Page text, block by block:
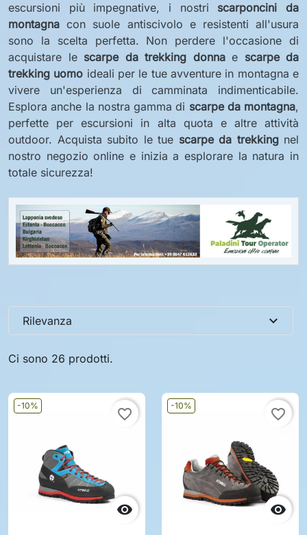
escursioni più impegnative, i nostri scarponcini da
montagna con suole antiscivolo e resistenti all'usura
sono la scelta perfetta. Non perdere l'occasione di
acquistare le scarpe da trekking donnae scarpe da
trekking uomo ideali per le tue avventure in montagna e
vivere un'esperienza di camminata indimenticabile.
Esplora anche la nostra gamma di scarpe da montagna,
perfette per escursioni in alta quota e altre attività
outdoor. Acquista subito le tue scarpe da trekkingnel
nostro negozio online e inizia a esplorare la natura in
totale sicurezza!
Ci sono 26 prodotti.
Rilevanza expand_more
-10%

favorite_border
-10%

favorite_border